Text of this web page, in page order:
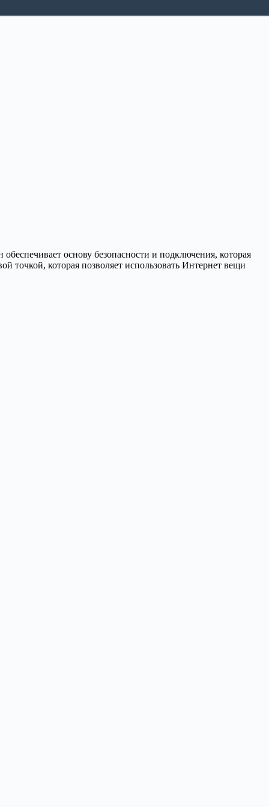
основу безопасности и подключения, которая
точкой, которая позволяет использовать Интернет вещи